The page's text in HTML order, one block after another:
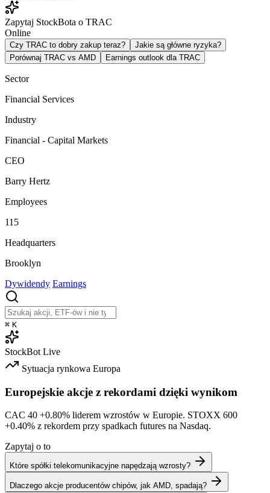
Zapytaj StockBota o TRAC
Online
Czy TRAC to dobry zakup teraz?
Jakie są główne ryzyka?
Porównaj TRAC vs AMD
Earnings outlook dla TRAC
Sector
Financial Services
Industry
Financial - Capital Markets
CEO
Barry Hertz
Employees
115
Headquarters
Brooklyn
Dywidendy Earnings
⌘ K
StockBot Live
Sytuacja rynkowa Europa
Europejskie akcje z rekordami dzięki wynikom
CAC 40 +0.80% liderem wzrostów w Europie. STOXX 600
+0.40% z rekordem przy spadkach futures na Nasdaq.
Zapytaj o to
Które spółki telekomunikacyjne napędzają wzrosty?
Dlaczego akcje producentów chipów, jak AMD, spadają?